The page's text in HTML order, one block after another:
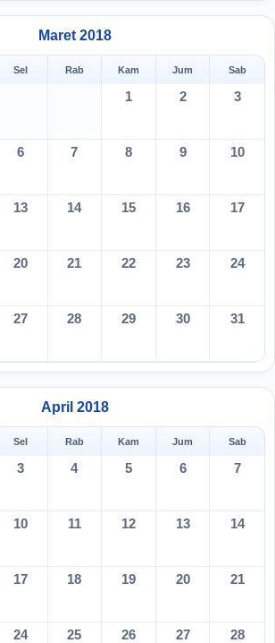
Maret 2018
Sel Rab Kam Jum Sab
1 2 3
6 7 8 9 10
13 14 15 16 17
20 21 22 23 24
27 28 29 30 31
April 2018
Sel Rab Kam Jum Sab
3 4 5 6 7
10 11 12 13 14
17 18 19 20 21
24 25 26 27 28